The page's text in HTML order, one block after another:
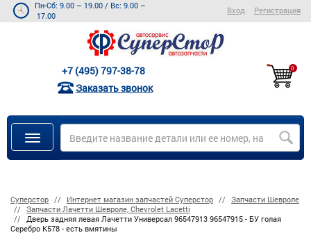
Пн-Сб: 9.00 – 19.00 / Вс: 9.00 –
17.00
Вход Регистрация
+7 (495) 797-38-78
Заказать звонок
0
Суперстор Интернет магазин запчастей Суперстор
Запчасти Шевроле
Запчасти Лачетти Шевроле, Chevrolet Lacetti
Дверь задняя левая Лачетти Универсал 96547913 96547915 - БУ голая
Серебро К578 - есть вмятины